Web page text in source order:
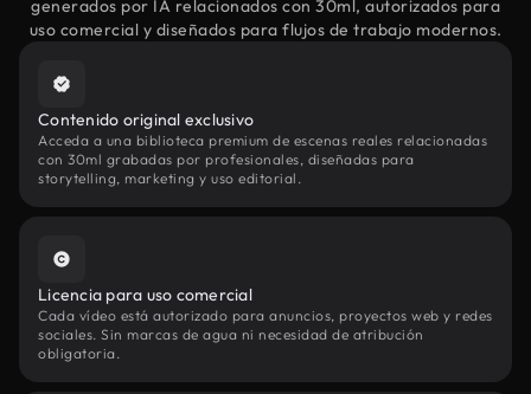
generados por IA relacionados con 30ml, autorizados para
uso comercial y diseñados para flujos de trabajo modernos.
Contenido original exclusivo
Acceda a una biblioteca premium de escenas reales relacionadas
con 30ml grabadas por profesionales, diseñadas para
storytelling, marketing y uso editorial.
Licencia para uso comercial
Cada vídeo está autorizado para anuncios, proyectos web y redes
sociales. Sin marcas de agua ni necesidad de atribución
obligatoria.